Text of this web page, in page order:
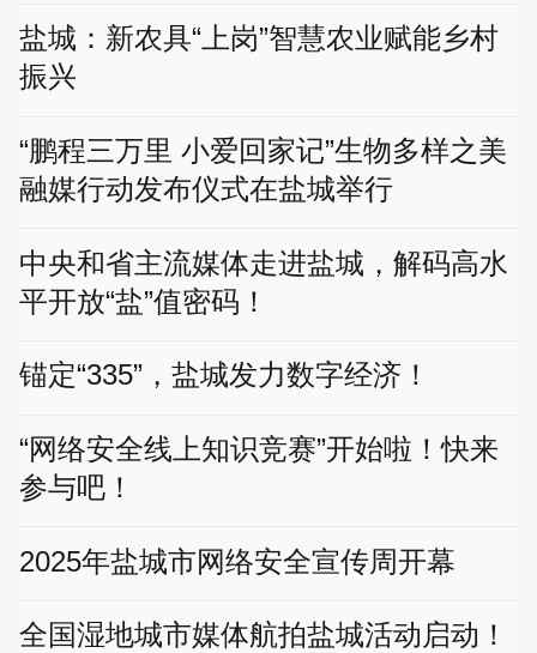
盐城：新农具“上岗”智慧农业赋能乡村
振兴
“鹏程三万里 小爱回家记”生物多样之美
融媒行动发布仪式在盐城举行
中央和省主流媒体走进盐城，解码高水
平开放“盐”值密码！
锚定“335”，盐城发力数字经济！
“网络安全线上知识竞赛”开始啦！快来
参与吧！
2025年盐城市网络安全宣传周开幕
全国湿地城市媒体航拍盐城活动启动！